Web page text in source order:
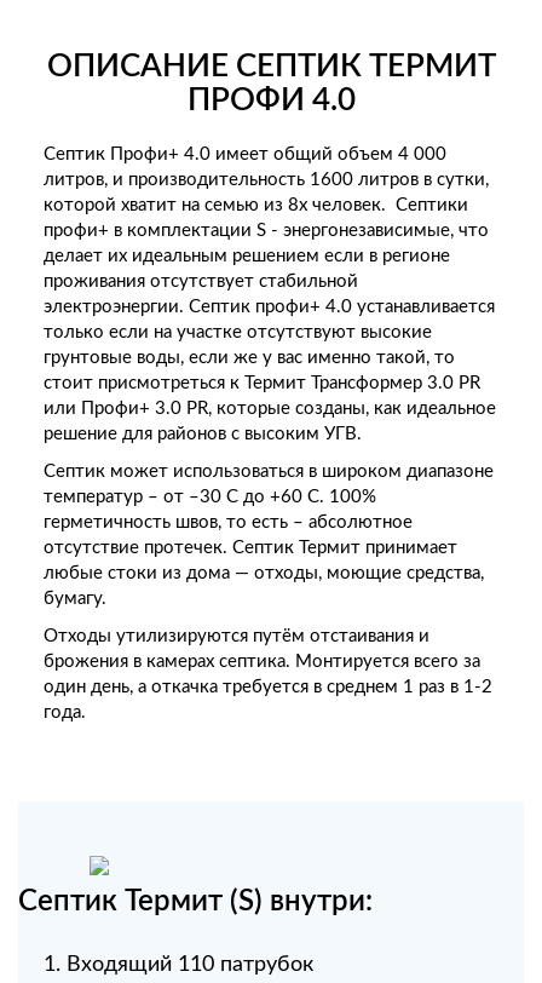
ОПИСАНИЕ СЕПТИК ТЕРМИТ
ПРОФИ 4.0
Септик Профи+ 4.0 имеет общий объем 4 000
литров, и производительность 1600 литров в сутки,
которой хватит на семью из 8х человек. Септики
профи+ в комплектации S - энергонезависимые, что
делает их идеальным решением если в регионе
проживания отсутствует стабильной
электроэнергии. Септик профи+ 4.0 устанавливается
только если на участке отсутствуют высокие
грунтовые воды, если же у вас именно такой, то
стоит присмотреться к Термит Трансформер 3.0 PR
или Профи+ 3.0 PR, которые созданы, как идеальное
решение для районов с высоким УГВ.
Септик может использоваться в широком диапазоне
температур – от –30 С до +60 С. 100%
герметичность швов, то есть – абсолютное
отсутствие протечек. Септик Термит принимает
любые стоки из дома — отходы, моющие средства,
бумагу.
Отходы утилизируются путём отстаивания и
брожения в камерах септика. Монтируется всего за
один день, а откачка требуется в среднем 1 раз в 1-2
года.
Септик Термит (S) внутри:
Входящий 110 патрубок